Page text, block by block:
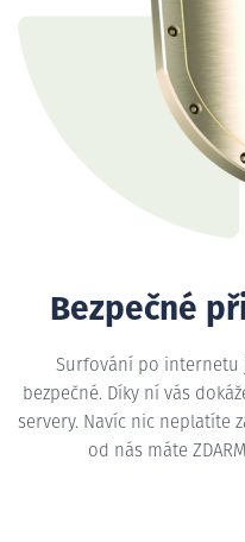
Bezpečné
Surfování po internetu
bezpečné. Díky ní vás
servery. Navíc nic neplatíte
od nás máte